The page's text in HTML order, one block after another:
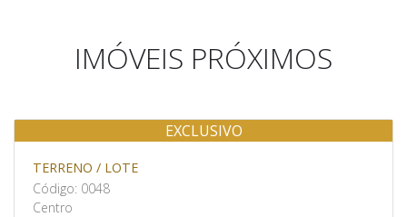
IMÓVEIS PRÓXIMOS
Venda
EXCLUSIVO
TERRENO / LOTE
Código: 0048
Centro